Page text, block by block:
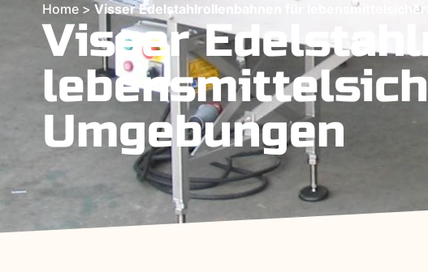
Home > Visser Edelstahlrollenbahnen für
Visser
Umgebungen